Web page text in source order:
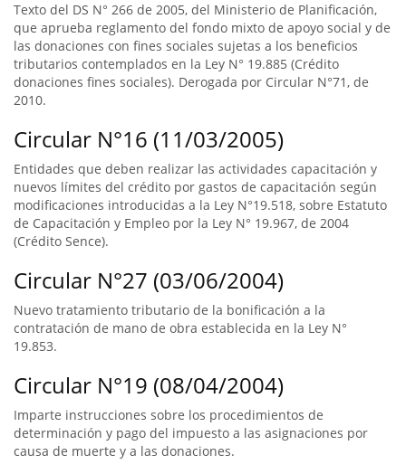
Texto del DS N° 266 de 2005, del Ministerio de Planificación,
que aprueba reglamento del fondo mixto de apoyo social y de
las donaciones con fines sociales sujetas a los beneficios
tributarios contemplados en la Ley N° 19.885 (Crédito
donaciones fines sociales). Derogada por Circular N°71, de
2010.
Circular N°16 (11/03/2005)
Entidades que deben realizar las actividades capacitación y
nuevos límites del crédito por gastos de capacitación según
modificaciones introducidas a la Ley N°19.518, sobre Estatuto
de Capacitación y Empleo por la Ley N° 19.967, de 2004
(Crédito Sence).
Circular N°27 (03/06/2004)
Nuevo tratamiento tributario de la bonificación a la
contratación de mano de obra establecida en la Ley N°
19.853.
Circular N°19 (08/04/2004)
Imparte instrucciones sobre los procedimientos de
determinación y pago del impuesto a las asignaciones por
causa de muerte y a las donaciones.